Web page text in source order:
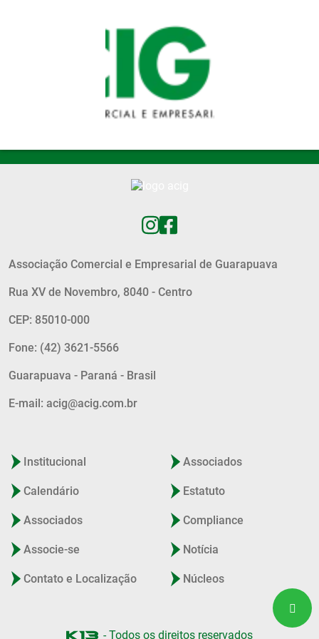
Associação Comercial e Empresarial de Guarapuava
Rua XV de Novembro, 8040 - Centro
CEP: 85010-000
Fone: (42) 3621-5566
Guarapuava - Paraná - Brasil
E-mail: acig@acig.com.br
Institucional
Calendário
Associados
Associe-se
Contato e Localização
Associados
Estatuto
Compliance
Notícia
Núcleos
- Todos os direitos reservados